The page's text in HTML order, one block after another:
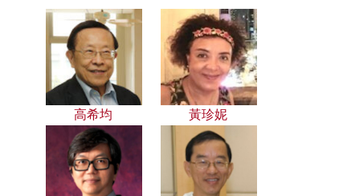
高希均 黃珍妮